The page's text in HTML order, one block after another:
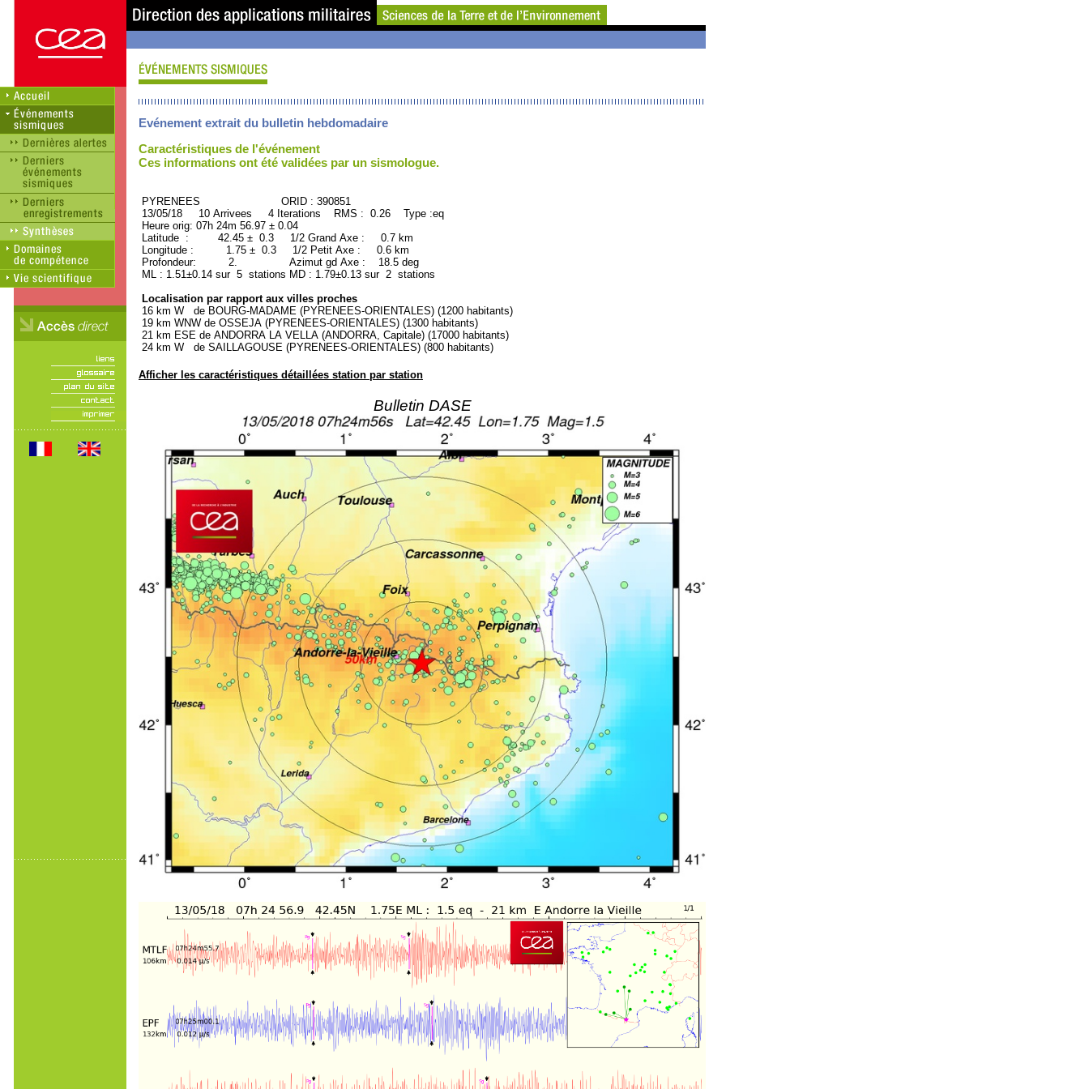
Evénement extrait du bulletin hebdomadaire
Caractéristiques de l'événement
Ces informations ont été validées par un sismologue.
PYRENEES ORID : 390851
13/05/18 10 Arrivees 4 Iterations RMS : 0.26 Type :eq
Heure orig: 07h 24m 56.97 ± 0.04
Latitude : 42.45 ± 0.3 1/2 Grand Axe : 0.7 km
Longitude : 1.75 ± 0.3 1/2 Petit Axe : 0.6 km
Profondeur: 2. Azimut gd Axe : 18.5 deg
ML : 1.51±0.14 sur 5 stations MD : 1.79±0.13 sur 2 stations
Localisation par rapport aux villes proches
16 km W de BOURG-MADAME (PYRENEES-ORIENTALES) (1200 habitants)
19 km WNW de OSSEJA (PYRENEES-ORIENTALES) (1300 habitants)
21 km ESE de ANDORRA LA VELLA (ANDORRA, Capitale) (17000 habitants)
24 km W de SAILLAGOUSE (PYRENEES-ORIENTALES) (800 habitants)
Afficher les caractéristiques détaillées station par station
Bulletin DASE